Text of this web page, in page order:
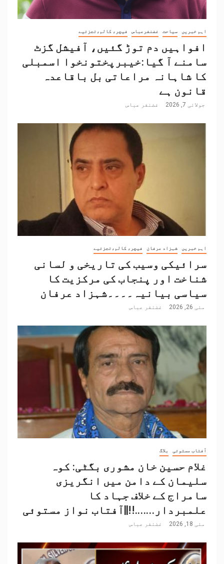
اہم خبریں سیاحت غضنفرعباس فیچر، کالم،تجزئیے
افواہیں دم توڑ گئیں، آفیشل گزٹ
سامنے آ گیا:خیبرپختونخوا اسمبلی
کا شاہانہ مراعاتی بل باقاعدہ
قانون ہے
جولائی 7, 2026 غضنفر عباس
اہم خبریں شہزاد عرفان فیچر، کالم،تجزئیے
سرائیکی وسیب کی تاریخی و لسانی
شناخت اور پنجاب کی مرکزیت کا
سیاسی بیانیہ۔۔۔۔شہزاد عرفان
مئی 26, 2026 غضنفر عباس
آفتاب مستوئی بلاگ
غلام حسین خان مشوری بگٹی: کوہ
سلیمان کے دامن میں انگریزی
سامراج کے خلاف جہاد کا
علمبردار…….!!||آفتاب نواز مستوئی
مئی 18, 2026 غضنفر عباس